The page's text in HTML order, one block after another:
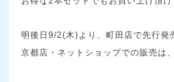
明後日9/2(木)より、町田店で先行発
京都店・ネットショップでの販売は